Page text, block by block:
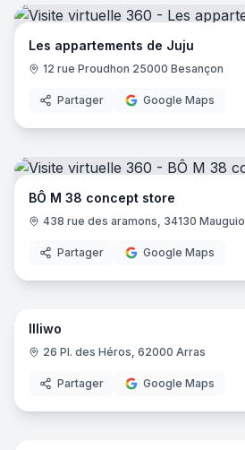
Les appartements de Juju
12 rue Proudhon 25000 Besançon
Partager Google Maps
BÔ M 38 concept store
438 rue des aramons, 34130 Mauguio
Partager Google Maps
Illiwo
26 Pl. des Héros, 62000 Arras
Partager Google Maps